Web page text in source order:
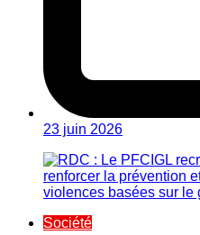
23 juin 2026
Société